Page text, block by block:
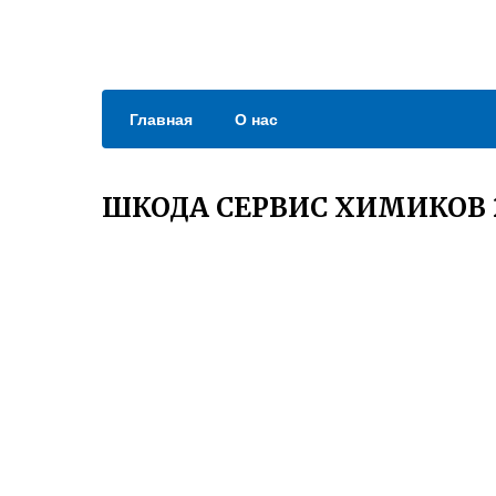
Главная О нас
ШКОДА СЕРВИС ХИМИКОВ